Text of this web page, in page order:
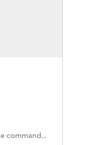
1460INVA/177 (Cote de commande)